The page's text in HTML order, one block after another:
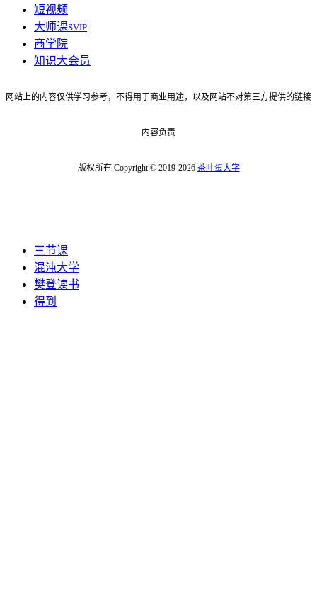
短视频
大师课SVIP
商学院
知识大会员
网站上的内容仅供学习参考，不得用于商业用途，以及网站不对第三方提供的链接
内容负责
版权所有 Copyright © 2019-2026 茶叶蛋大学
三节课
混沌大学
樊登读书
得到